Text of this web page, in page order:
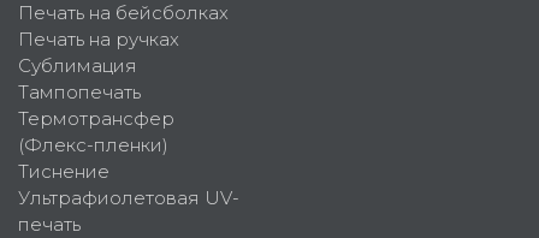
Печать на бейсболках
Печать на ручках
Сублимация
Тампопечать
Термотрансфер
(Флекс-пленки)
Тиснение
Ультрафиолетовая UV-
печать